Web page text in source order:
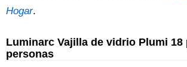
Hogar.
Luminarc Vajilla de vidrio Plumi 18
personas